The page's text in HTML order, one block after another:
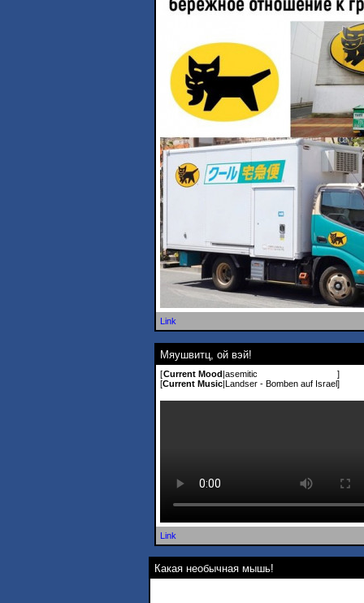
Link
Мяушвитц, ой вэй!
[Current Mood|asemitic
]
[Current Music|Landser - Bomben auf Israel]
Link
Какая необычная мышь!